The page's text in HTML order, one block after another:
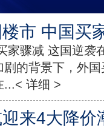
市 中国买
家骤减 这国逆袭
的背景下，外
...< 详细 >
来4大降价